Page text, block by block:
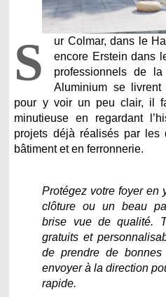
S
ur Colmar, dans le
encore Erstein dans
professionnels de
Aluminium se
pour y voir un peu clair, il
minutieuse en regardant
projets déjà réalisés par les
bâtiment et en ferronnerie.
Protégez votre foyer en
clôture ou un beau
brise vue de qualité.
gratuits et
de prendre de
envoyer à la direction
rapide.